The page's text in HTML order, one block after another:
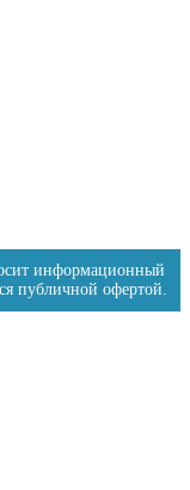
информационный
публичной офертой.